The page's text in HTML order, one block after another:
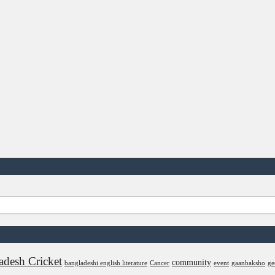
Cricket bangladeshi english literature Cancer community event gaanbaksho